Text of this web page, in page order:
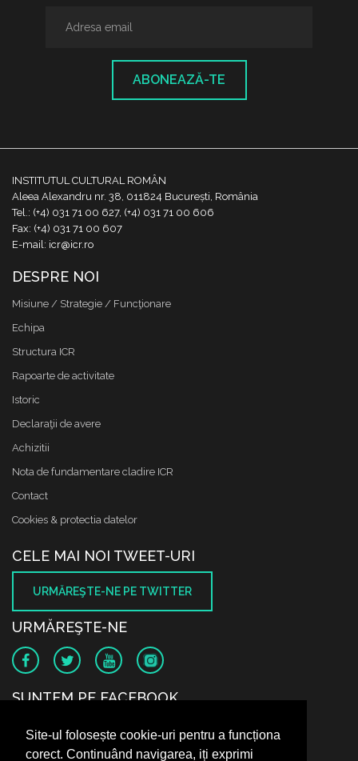
Site-ul folosește cookie-uri pentru a funcționa
corect. Continuând navigarea, iți exprimi
ABONEAZĂ-TE
INSTITUTUL CULTURAL ROMÂN
Aleea Alexandru nr. 38, 011824 București, România
Tel.: (+4) 031 71 00 627, (+4) 031 71 00 606
Fax: (+4) 031 71 00 607
E-mail: icr@icr.ro
DESPRE NOI
Misiune / Strategie / Funcţionare
Echipa
Structura ICR
Rapoarte de activitate
Istoric
Declaraţii de avere
Achizitii
Nota de fundamentare cladire ICR
Contact
Cookies & protectia datelor
CELE MAI NOI TWEET-URI
URMĂREŞTE-NE PE TWITTER
URMĂREŞTE-NE
SUNTEM PE FACEBOOK